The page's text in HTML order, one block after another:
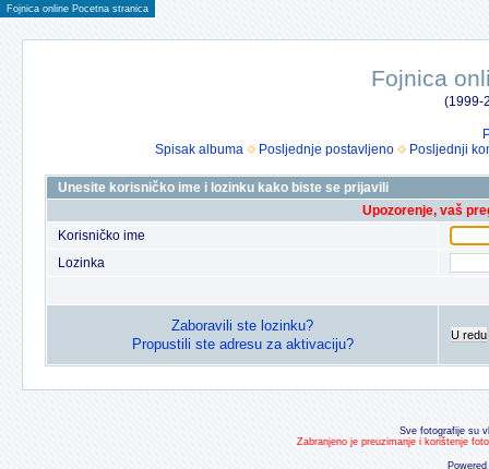
Fojnica online Pocetna stranica
Fojnica
(1999-
Spisak albuma
Posljednje postavljeno Posljednji
Unesite korisničko ime i lozinku kako biste se prijavili
Upozorenje, vaš
Korisničko ime
Lozinka
Zaboravili ste lozinku?
Propustili ste adresu za aktivaciju?
U redu
Sve fotografije su
Zabranjeno je preuzimanje i korištenje